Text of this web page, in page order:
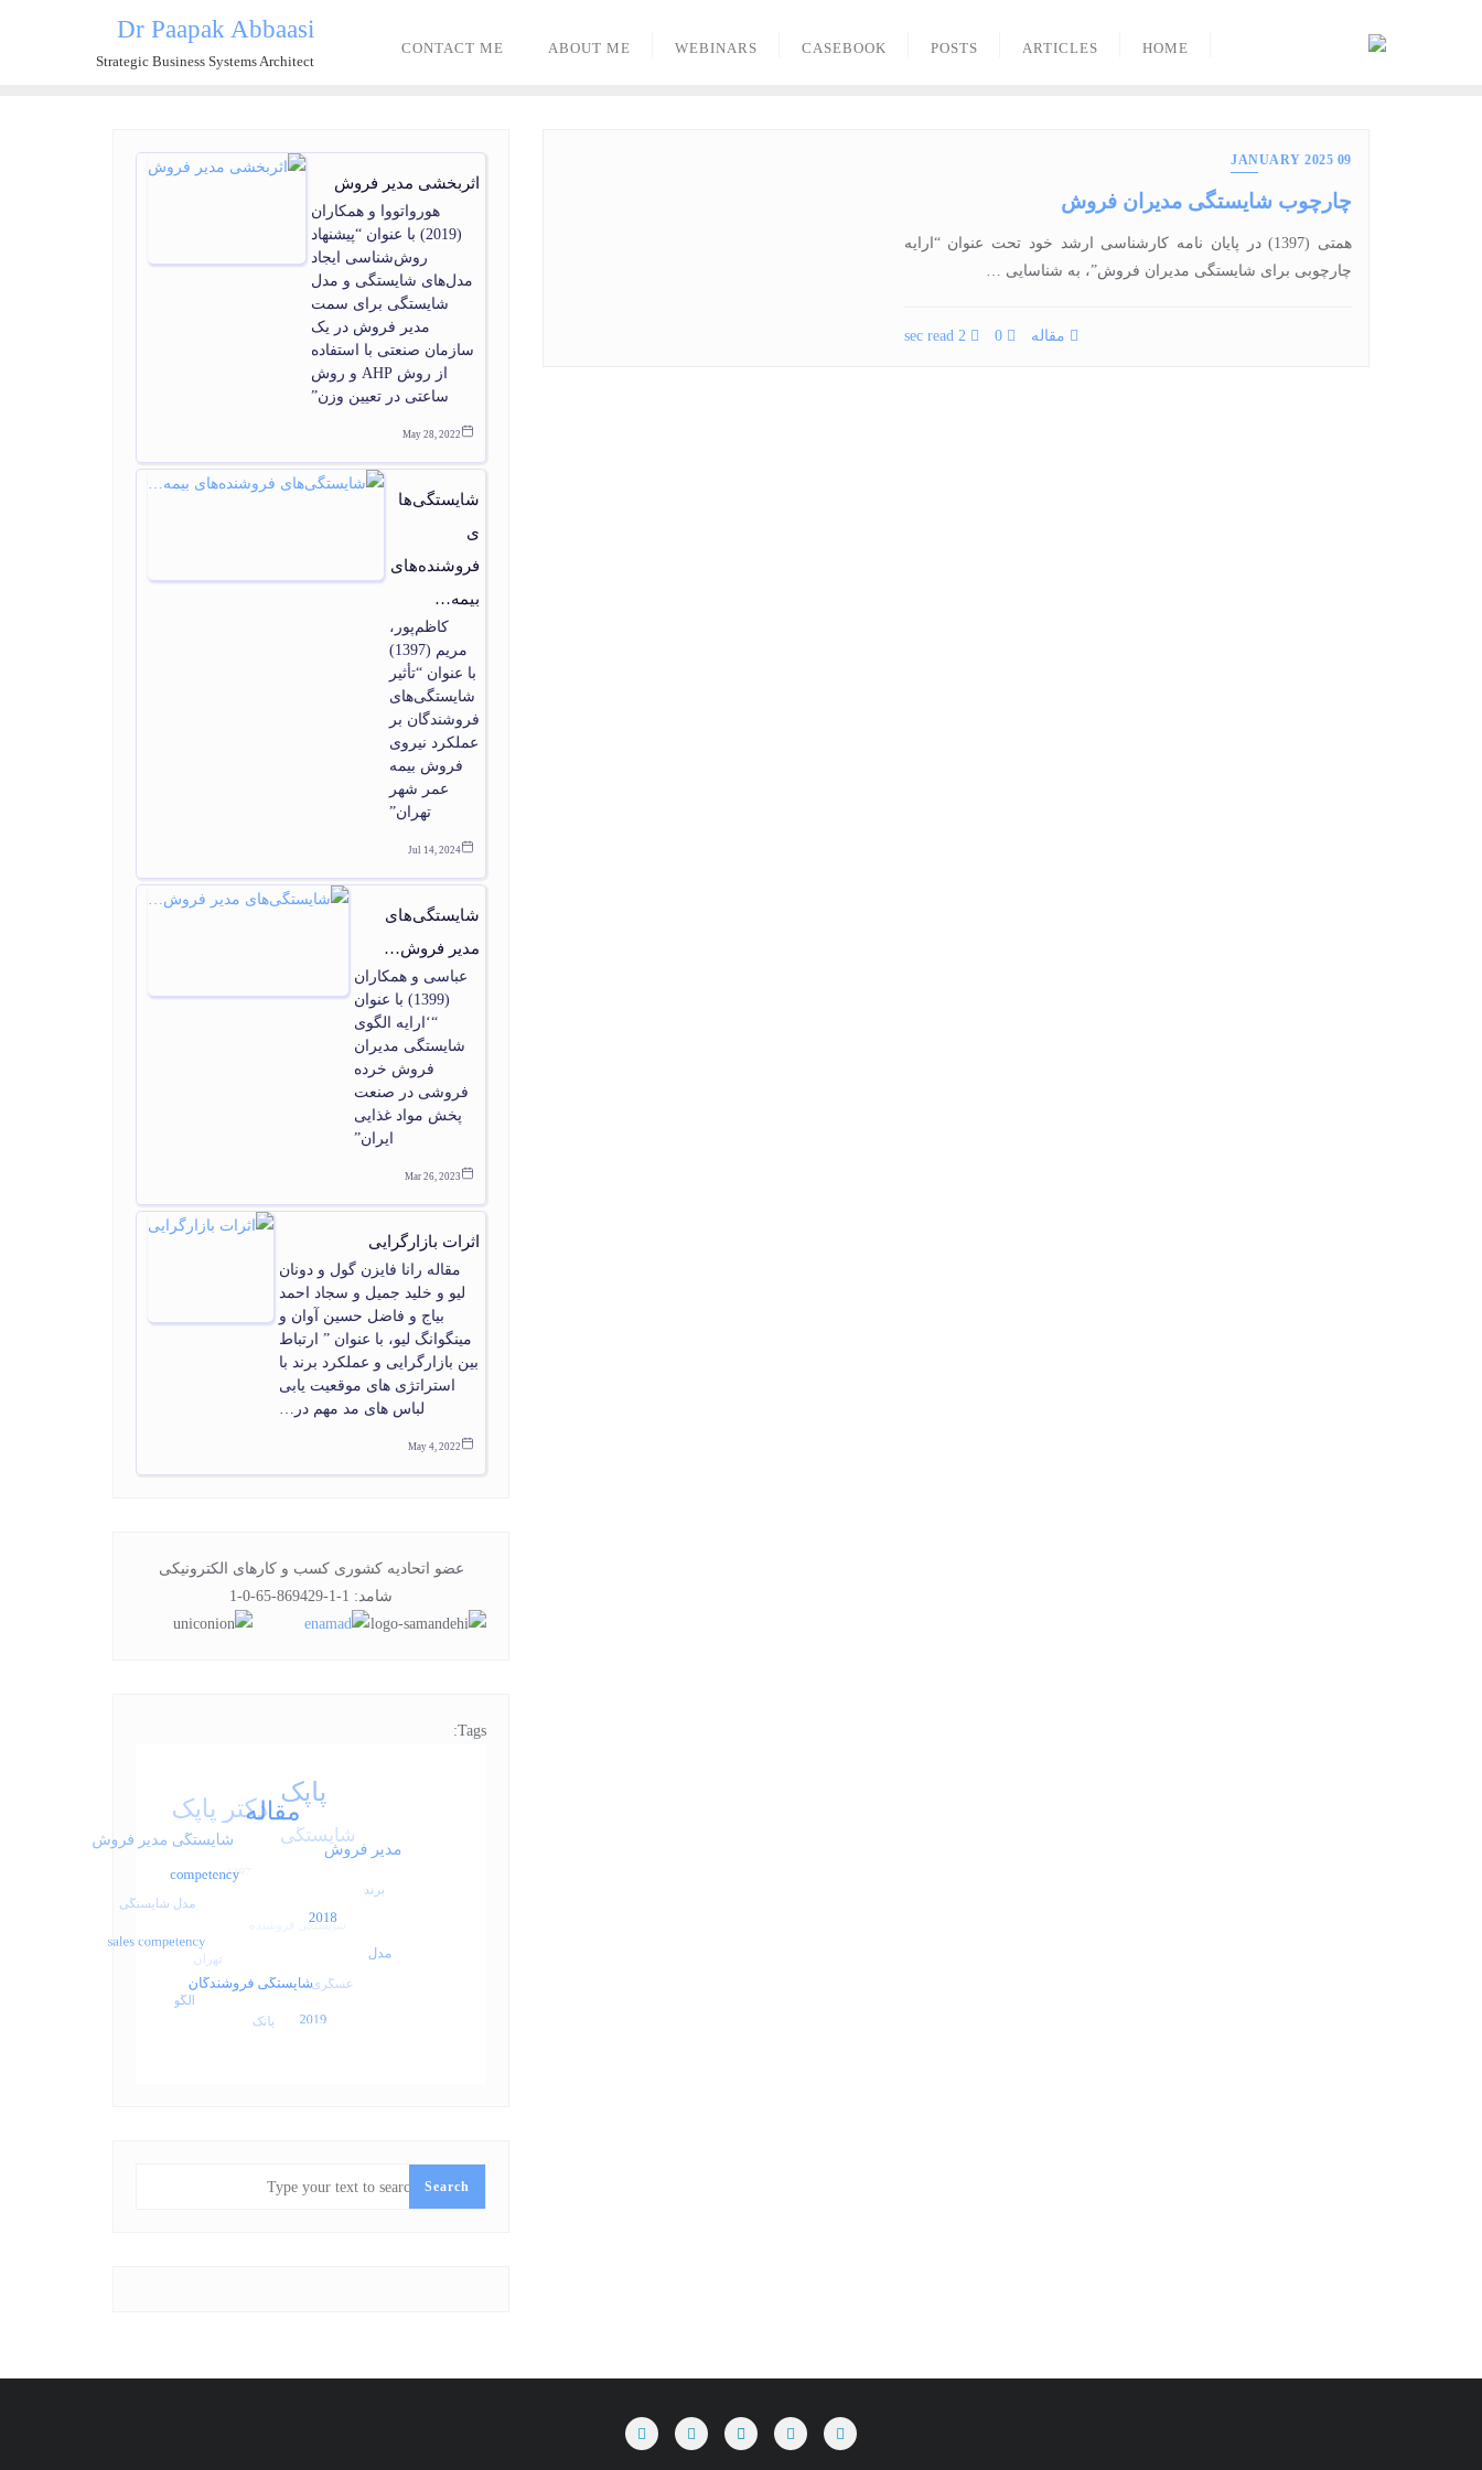
Dr Paapak Abbaasi
Strategic Business Systems Architect
HOME
ARTICLES
POSTS
CASEBOOK
WEBINARS
ABOUT ME
CONTACT ME
09 JANUARY 2025
چارچوب شایستگی مدیران فروش
همتی (1397) در پایان‏ نامه کارشناسی ارشد خود تحت عنوان “ارایه
چارچوبی برای شایستگی مدیران فروش”، به شناسایی …
مقاله 0
2 sec read
اثربخشی مدیر فروش
هورواتووا و همکاران
(2019) با عنوان “پیشنهاد
روش‌شناسی ایجاد
مدل‌های شایستگی و مدل
شایستگی برای سمت
مدیر فروش در یک
سازمان صنعتی با استفاده
از روش AHP و روش
ساعتی در تعیین وزن”
May 28, 2022
شایستگی‌ها
ی
فروشنده‌های
بیمه…
کاظم‌پور،
مریم (1397)
با عنوان “تأثیر
شایستگی‌های
فروشندگان بر
عملکرد نیروی
فروش بیمه
عمر شهر
تهران”
Jul 14, 2024
شایستگی‌های
مدیر فروش…
عباسی و همکاران
(1399) با عنوان
“‘ارایه الگوی
شایستگی مدیران
فروش خرده
فروشی در صنعت
پخش مواد غذایی
ایران”
Mar 26, 2023
اثرات بازارگرایی
مقاله رانا فایزن گول و دونان
لیو و خلید جمیل و سجاد احمد
بیاج و فاضل حسین آوان و
مینگوانگ لیو، با عنوان ” ارتباط
بین بازارگرایی و عملکرد برند با
استراتژی های موقعیت یابی
لباس های مد مهم در…
May 4, 2022
عضو اتحادیه کشوری کسب و کارهای الکترونیکی
شامد: 1-1-869429-65-0-1
Tags:
Search